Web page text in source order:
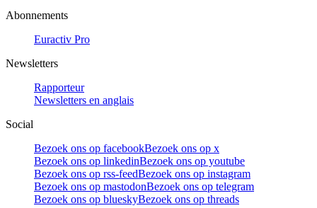
Abonnements
Euractiv Pro
Newsletters
Rapporteur
Newsletters en anglais
Social
Bezoek ons op facebookBezoek ons op x
Bezoek ons op linkedinBezoek ons op youtube
Bezoek ons op rss-feedBezoek ons op instagram
Bezoek ons op mastodonBezoek ons op telegram
Bezoek ons op blueskyBezoek ons op threads